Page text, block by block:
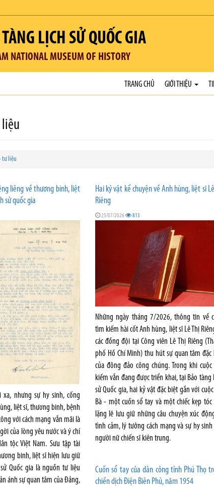
LỊCH SỬ QUỐC GIA
NATIONAL MUSEUM OF HISTORY
TRANG CHỦ GIỚI THIỆU
tư liệu
liêng về thương binh, liệt
sử quốc gia
xa, nhưng sự hy sinh, cống
liệt sĩ, thương binh, bệnh
với cách mạng vẫn mãi là
của lòng yêu nước và ý chí
tộc Việt Nam. Sưu tập tài
binh, liệt sĩ hiện lưu giữ
Quốc gia là nguồn tư liệu
ánh sự quan tâm của Đảng,
Hai kỷ vật kể chuyện về Anh hùng, liệt sĩ
Riêng
25/07/2026 813
Những ngày tháng 7/2026, thông tin về
tìm kiếm hài cốt Anh hùng, liệt sĩ Lê Thị
các đồng đội tại Công viên Lê Thị Riêng
phố Hồ Chí Minh) thu hút sự quan tâm đặc
của đông đảo công chúng. Trong khi
kiếm vẫn đang được triển khai, tại Bảo tàng
sử Quốc gia, hai kỷ vật đặc biệt gắn với
Bà - một cuốn sổ tay và một chiếc kẹp tóc
lặng lẽ lưu giữ những câu chuyện xúc
tình cảm, lý tưởng cách mạng và sự hy sinh
người nữ chiến sĩ kiên trung.
Cuốn sổ tay của dân công tỉnh Phú Thọ
chiến dịch Điện Biên Phủ, năm 1954